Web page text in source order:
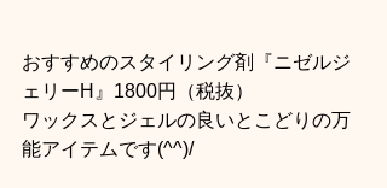
おすすめのスタイリング剤『ニゼルジ
ェリーH』1800円（税抜）
ワックスとジェルの良いとこどりの万
能アイテムです(^^)/